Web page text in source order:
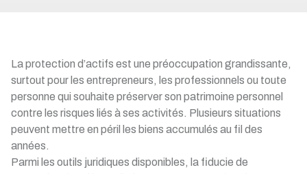
La protection d’actifs est une préoccupation grandissante,
surtout pour les entrepreneurs, les professionnels ou toute
personne qui souhaite préserver son patrimoine personnel
contre les risques liés à ses activités. Plusieurs situations
peuvent mettre en péril les biens accumulés au fil des
années.
Parmi les outils juridiques disponibles, la fiducie de